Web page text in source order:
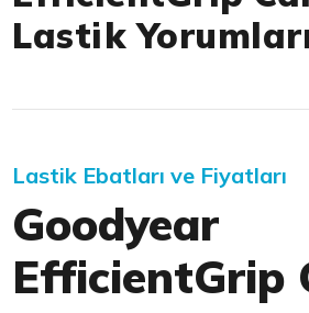
Lastik
Lastik Ebatları ve Fiyatları
Goodyear
EfficientGrip